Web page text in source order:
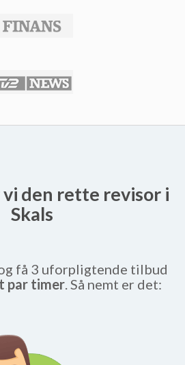
den rette revisor i
Skals
få 3 uforpligtende tilbud
par timer. Så nemt er det: